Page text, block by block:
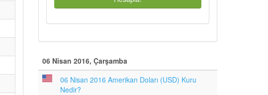
06 Nisan 2016, Çarşamba
06 Nisan 2016 Amerikan Doları (USD) Kuru
Nedir?